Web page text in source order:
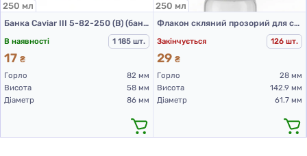
250 мл
Банка Caviar ІІІ 5-82-250 (В) (банки скляні 250 мл)
В наявності
1 185 шт.
17 ₴
Горло
82 мм
Висота
58 мм
Діаметр
86 мм
250 мл
Флакон скляний прозорий для сиропів, 250 мл ФС3-250III (скляний флакон 250 мл)
Закінчується
126 шт.
29 ₴
Горло
28 мм
Висота
142.9 мм
Діаметр
61.7 мм